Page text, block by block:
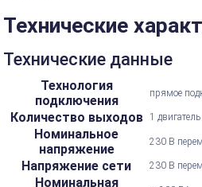
Технические
Технические данные
Технология
подключения
прямое
Количество выходов 1 двигатель
Номинальное
напряжение
230 В
Напряжение сети 230 В
Номинальная